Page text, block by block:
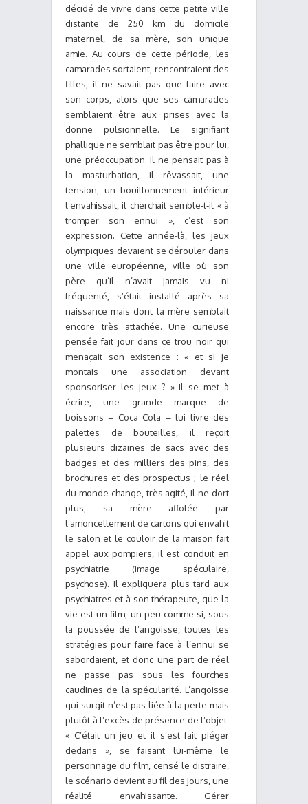
décidé de vivre dans cette petite ville
distante de 250 km du domicile
maternel, de sa mère, son unique
amie. Au cours de cette période, les
camarades sortaient, rencontraient des
filles, il ne savait pas que faire avec
son corps, alors que ses camarades
semblaient être aux prises avec la
donne pulsionnelle. Le signifiant
phallique ne semblait pas être pour lui,
une préoccupation. Il ne pensait pas à
la masturbation, il rêvassait, une
tension, un bouillonnement intérieur
l’envahissait, il cherchait semble-t-il « à
tromper son ennui », c’est son
expression. Cette année-là, les jeux
olympiques devaient se dérouler dans
une ville européenne, ville où son
père qu’il n’avait jamais vu ni
fréquenté, s’était installé après sa
naissance mais dont la mère semblait
encore très attachée. Une curieuse
pensée fait jour dans ce trou noir qui
menaçait son existence : « et si je
montais une association devant
sponsoriser les jeux ? » Il se met à
écrire, une grande marque de
boissons – Coca Cola – lui livre des
palettes de bouteilles, il reçoit
plusieurs dizaines de sacs avec des
badges et des milliers des pins, des
brochures et des prospectus ; le réel
du monde change, très agité, il ne dort
plus, sa mère affolée par
l’amoncellement de cartons qui envahit
le salon et le couloir de la maison fait
appel aux pompiers, il est conduit en
psychiatrie (image spéculaire,
psychose). Il expliquera plus tard aux
psychiatres et à son thérapeute, que la
vie est un film, un peu comme si, sous
la poussée de l’angoisse, toutes les
stratégies pour faire face à l’ennui se
sabordaient, et donc une part de réel
ne passe pas sous les fourches
caudines de la spécularité. L’angoisse
qui surgit n’est pas liée à la perte mais
plutôt à l’excès de présence de l’objet.
« C’était un jeu et il s’est fait piéger
dedans », se faisant lui-même le
personnage du film, censé le distraire,
le scénario devient au fil des jours, une
réalité envahissante. Gérer